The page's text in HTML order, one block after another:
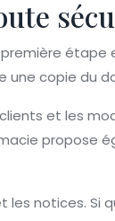
une copie du
et les
propose
notices. Si